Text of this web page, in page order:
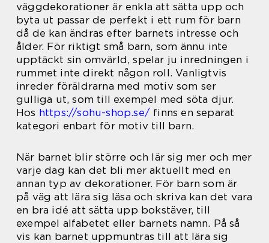
väggdekorationer är enkla att sätta upp och
byta ut passar de perfekt i ett rum för barn
då de kan ändras efter barnets intresse och
ålder. För riktigt små barn, som ännu inte
upptäckt sin omvärld, spelar ju inredningen i
rummet inte direkt någon roll. Vanligtvis
inreder föräldrarna med motiv som ser
gulliga ut, som till exempel med söta djur.
Hos https://sohu-shop.se/ finns en separat
kategori enbart för motiv till barn.
När barnet blir större och lär sig mer och mer
varje dag kan det bli mer aktuellt med en
annan typ av dekorationer. För barn som är
på väg att lära sig läsa och skriva kan det vara
en bra idé att sätta upp bokstäver, till
exempel alfabetet eller barnets namn. På så
vis kan barnet uppmuntras till att lära sig